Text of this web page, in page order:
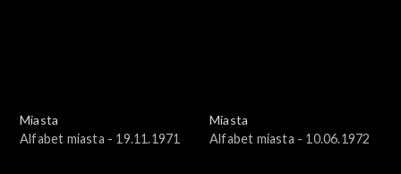
Miasta
Alfabet miasta - 19.11.1971
Miasta
Alfabet miasta - 10.06.1972